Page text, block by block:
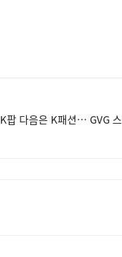
K팝 다음은 K패션… GVG